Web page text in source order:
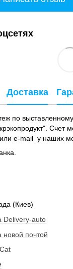
Доставка
по
Счет
e-mail у наших
(Киев)